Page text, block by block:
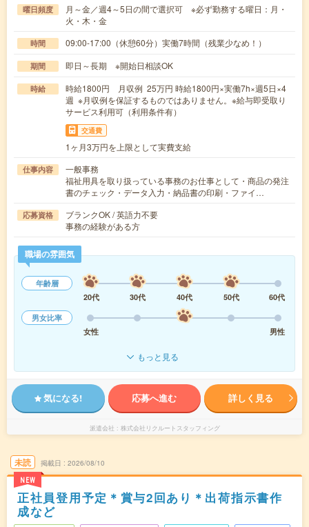
曜日頻度
月～金／週4～5日の間で選択可 ※必ず勤務する曜日：月・
火・木・金
時間 09:00-17:00（休憩60分）実働7時間（残業少なめ！）
期間 即日～長期 ※開始日相談OK
時給
時給1800円 月収例 25万円 時給1800円×実働7h×週5日×4
週 ※月収例を保証するものではありません。※給与即受取り
サービス利用可（利用条件有）
交通費
1ヶ月3万円を上限として実費支給
仕事内容
一般事務
福祉用具を取り扱っている事務のお仕事として・商品の発注
書のチェック・データ入力・納品書の印刷・ファイ…
応募資格
ブランクOK / 英語力不要
事務の経験がある方
職場の雰囲気
年齢層
20代
30代 40代 50代
60代
男女比率
女性
男性
もっと見る
気になる! 応募へ進む 詳しく見る
派遣会社 株式会社リクルートスタッフィング
未読
NEW
掲載日 2026/08/10
正社員登用予定＊賞与2回あり＊出荷指示書作
成など